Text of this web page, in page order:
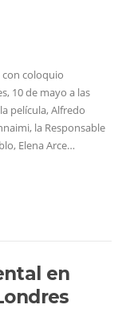
con coloquio
10 de mayo a las
película, Alfredo
la Responsable
Elena Arce…
en